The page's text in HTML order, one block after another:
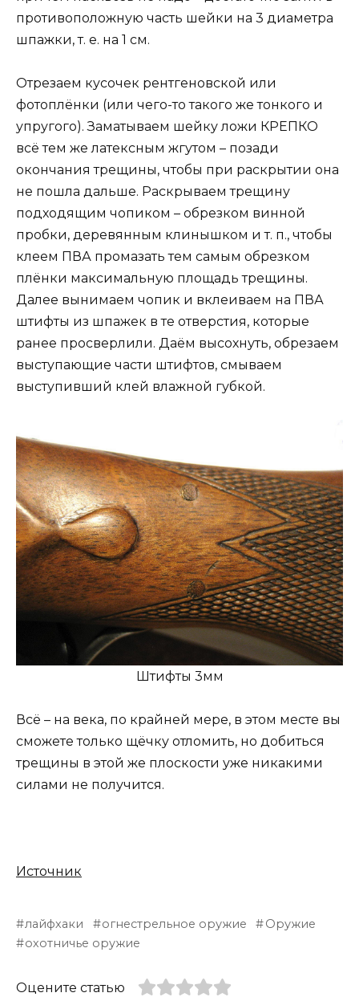
противоположную часть шейки на 3 диаметра
шпажки, т. е. на 1 см.
Отрезаем кусочек рентгеновской или
фотоплёнки (или чего-то такого же тонкого и
упругого). Заматываем шейку ложи КРЕПКО
всё тем же латексным жгутом – позади
окончания трещины, чтобы при раскрытии она
не пошла дальше. Раскрываем трещину
подходящим чопиком – обрезком винной
пробки, деревянным клинышком и т. п., чтобы
клеем ПВА промазать тем самым обрезком
плёнки максимальную площадь трещины.
Далее вынимаем чопик и вклеиваем на ПВА
штифты из шпажек в те отверстия, которые
ранее просверлили. Даём высохнуть, обрезаем
выступающие части штифтов, смываем
выступивший клей влажной губкой.
Штифты 3мм
Всё – на века, по крайней мере, в этом месте вы
сможете только щёчку отломить, но добиться
трещины в этой же плоскости уже никакими
силами не получится.
Источник
лайфхаки огнестрельное оружие
Оружие
охотничье оружие
Оцените статью